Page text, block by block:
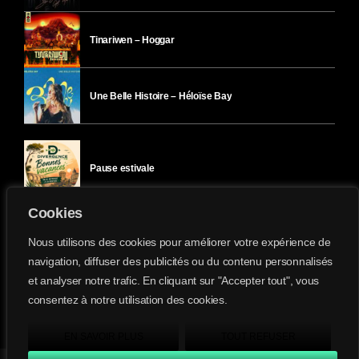
Cookies
Nous utilisons des cookies pour améliorer votre expérience de
navigation, diffuser des publicités ou du contenu personnalisés
et analyser notre trafic. En cliquant sur "Accepter tout", vous
consentez à notre utilisation des cookies.
Tinariwen – Hoggar
Une Belle Histoire – Héloïse Bay
Pause estivale
Ici l’Ombre – mardi 28 juillet